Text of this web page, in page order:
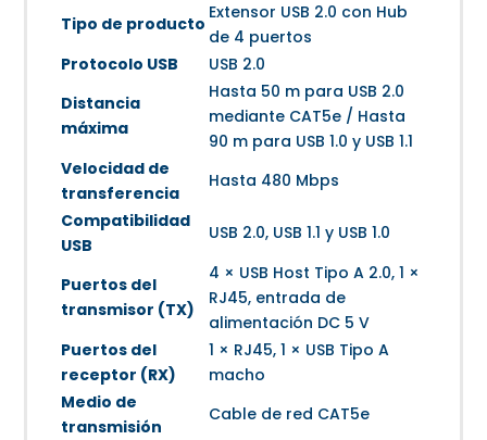
Tipo de producto
Extensor USB 2.0 con Hub
de 4 puertos
Protocolo USB
USB 2.0
Distancia
máxima
Hasta 50 m para USB 2.0
mediante CAT5e / Hasta
90 m para USB 1.0 y USB 1.1
Velocidad de
transferencia
Hasta 480 Mbps
Compatibilidad
USB
USB 2.0, USB 1.1 y USB 1.0
Puertos del
transmisor (TX)
4 × USB Host Tipo A 2.0, 1 ×
RJ45, entrada de
alimentación DC 5 V
Puertos del
receptor (RX)
1 × RJ45, 1 × USB Tipo A
macho
Medio de
transmisión
Cable de red CAT5e